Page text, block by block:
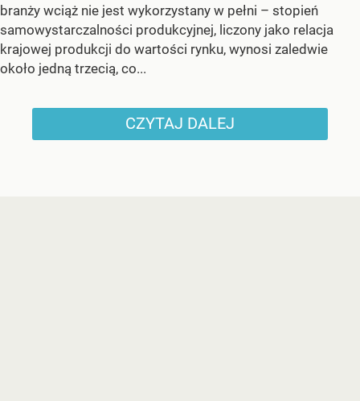
branży wciąż nie jest wykorzystany w pełni – stopień
samowystarczalności produkcyjnej, liczony jako relacja
krajowej produkcji do wartości rynku, wynosi zaledwie
około jedną trzecią, co...
CZYTAJ DALEJ